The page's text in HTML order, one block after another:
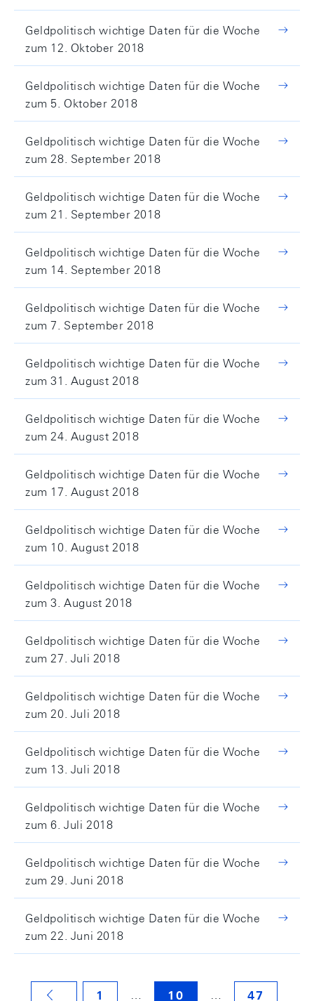
Geldpolitisch wichtige Daten für die Woche
zum 12. Oktober 2018
Geldpolitisch wichtige Daten für die Woche
zum 5. Oktober 2018
Geldpolitisch wichtige Daten für die Woche
zum 28. September 2018
Geldpolitisch wichtige Daten für die Woche
zum 21. September 2018
Geldpolitisch wichtige Daten für die Woche
zum 14. September 2018
Geldpolitisch wichtige Daten für die Woche
zum 7. September 2018
Geldpolitisch wichtige Daten für die Woche
zum 31. August 2018
Geldpolitisch wichtige Daten für die Woche
zum 24. August 2018
Geldpolitisch wichtige Daten für die Woche
zum 17. August 2018
Geldpolitisch wichtige Daten für die Woche
zum 10. August 2018
Geldpolitisch wichtige Daten für die Woche
zum 3. August 2018
Geldpolitisch wichtige Daten für die Woche
zum 27. Juli 2018
Geldpolitisch wichtige Daten für die Woche
zum 20. Juli 2018
Geldpolitisch wichtige Daten für die Woche
zum 13. Juli 2018
Geldpolitisch wichtige Daten für die Woche
zum 6. Juli 2018
Geldpolitisch wichtige Daten für die Woche
zum 29. Juni 2018
Geldpolitisch wichtige Daten für die Woche
zum 22. Juni 2018
1 10 47